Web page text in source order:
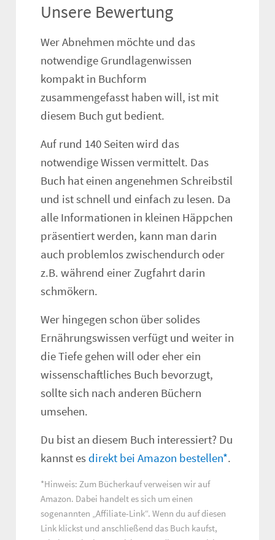
Unsere Bewertung
Wer Abnehmen möchte und das
notwendige Grundlagenwissen
kompakt in Buchform
zusammengefasst haben will, ist mit
diesem Buch gut bedient.
Auf rund 140 Seiten wird das
notwendige Wissen vermittelt. Das
Buch hat einen angenehmen Schreibstil
und ist schnell und einfach zu lesen. Da
alle Informationen in kleinen Häppchen
präsentiert werden, kann man darin
auch problemlos zwischendurch oder
z.B. während einer Zugfahrt darin
schmökern.
Wer hingegen schon über solides
Ernährungswissen verfügt und weiter in
die Tiefe gehen will oder eher ein
wissenschaftliches Buch bevorzugt,
sollte sich nach anderen Büchern
umsehen.
Du bist an diesem Buch interessiert? Du
kannst es direkt bei Amazon bestellen*.
*Hinweis: Zum Bücherkauf verweisen wir auf
Amazon. Dabei handelt es sich um einen
sogenannten Affiliate-Link . Wenn du auf diesen
Link klickst und anschließend das Buch kaufst,